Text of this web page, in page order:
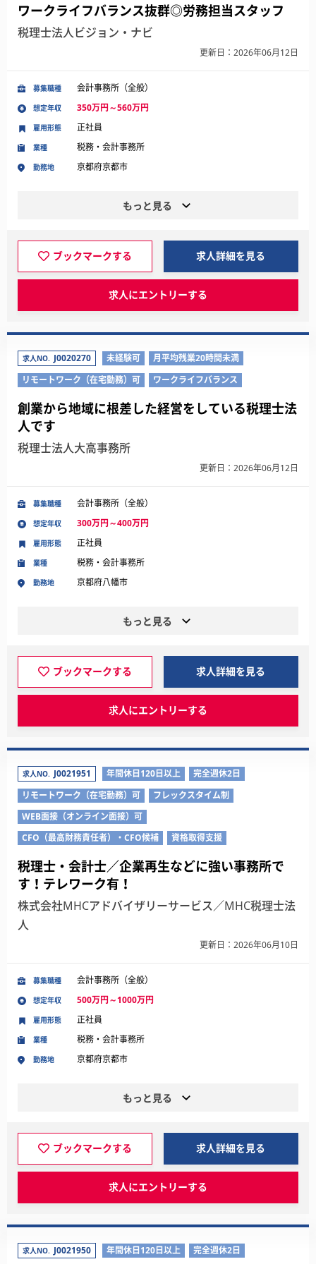
ワークライフバランス抜群◎労務担当スタッフ
税理士法人ビジョン・ナビ
更新日：2026年06月12日
募集職種 会計事務所（全般）
想定年収 350万円～560万円
業種 税務・会計事務所
勤務地 京都府京都市
雇用形態 正社員
もっと見る
ブックマークする 求人詳細を見る
求人にエントリーする
求人NO. J0020270 未経験可
月平均残業20時間未満
リモートワーク（在宅勤務）可
ワークライフバランス
創業から地域に根差した経営をしている税理士法
人です
税理士法人大高事務所
更新日：2026年06月12日
募集職種 会計事務所（全般）
想定年収 300万円～400万円
業種 税務・会計事務所
勤務地 京都府八幡市
雇用形態 正社員
もっと見る
ブックマークする 求人詳細を見る
求人にエントリーする
求人NO. J0021951 年間休日120日以上
完全週休2日
リモートワーク（在宅勤務）可
フレックスタイム制
WEB面接（オンライン面接）可
CFO（最高財務責任者）・CFO候補
資格取得支援
税理士・会計士／企業再生などに強い事務所で
す！テレワーク有！
株式会社MHCアドバイザリーサービス／MHC税理士法
人
更新日：2026年06月10日
募集職種 会計事務所（全般）
想定年収 500万円～1000万円
業種 税務・会計事務所
勤務地 京都府京都市
雇用形態 正社員
もっと見る
ブックマークする 求人詳細を見る
求人にエントリーする
求人NO. J0021950 年間休日120日以上 完全週休2日